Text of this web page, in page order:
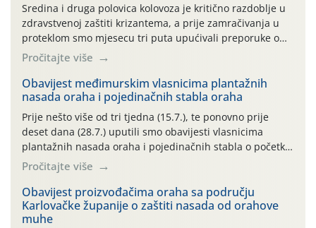
Sredina i druga polovica kolovoza je kritično razdoblje u
zdravstvenoj zaštiti krizantema, a prije zamračivanja u
proteklom smo mjesecu tri puta upućivali preporuke o
preventivnim mjerama zaštite krizantema od najčešćih
uzročnika bolesti, štetnika i fito-fagnih grinja (23.7., 14.7.,
06.7.)! Na početku ovog mjeseca je zabilježeno je
povijesno i ekstremno vruće meteorološko razdoblje, uz
najviše temperature […]
Pročitajte više
Obavijest međimurskim vlasnicima plantažnih
nasada oraha i pojedinačnih stabla oraha
Prije nešto više od tri tjedna (15.7.), te ponovno prije
deset dana (28.7.) uputili smo obavijesti vlasnicima
plantažnih nasada oraha i pojedinačnih stabla o početku
leta i ovogodišnjoj potrebi usmjerenog suzbijanja
orahove muhe (Rhagoletis completa)! Već dvanaest dana
traje drugi ovogodišnji “toplinski udar”, koji naročito
izražen zadnja šest dana (31.7.-05.8.), jer najviše
temperature zraka svakodnevno […]
Pročitajte više
Obavijest proizvođačima oraha sa području
Karlovačke županije o zaštiti nasada od orahove
muhe